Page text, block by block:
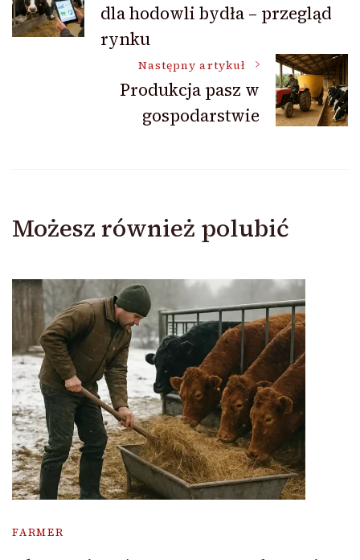
wpisudla hodowli bydła – przegląd
rynku
Następny artykuł
Produkcja pasz w
gospodarstwie
Możesz również polubić
FARMER